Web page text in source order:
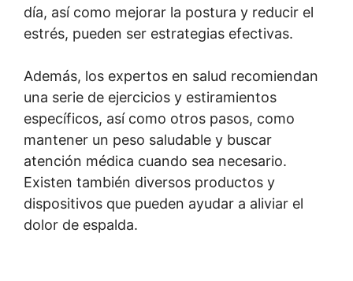
día, así como mejorar la postura y reducir el
estrés, pueden ser estrategias efectivas.
Además, los expertos en salud recomiendan
una serie de ejercicios y estiramientos
específicos, así como otros pasos, como
mantener un peso saludable y buscar
atención médica cuando sea necesario.
Existen también diversos productos y
dispositivos que pueden ayudar a aliviar el
dolor de espalda.